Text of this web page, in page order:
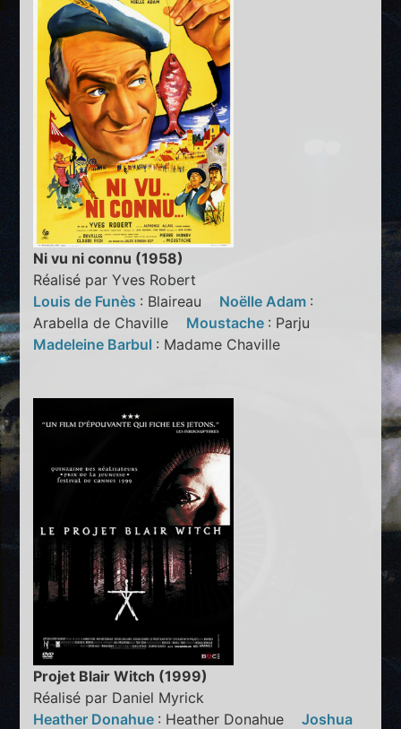
Ni vu ni connu (1958)
Réalisé par Yves Robert
Louis de Funès : Blaireau Noëlle Adam :
Arabella de Chaville Moustache : Parju
Madeleine Barbul : Madame Chaville
Projet Blair Witch (1999)
Réalisé par Daniel Myrick
Heather Donahue : Heather DonahueJoshua